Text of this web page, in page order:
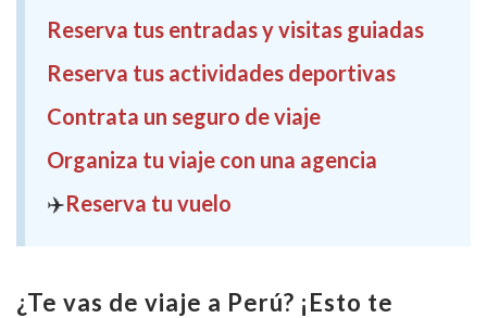
Reserva tus entradas y visitas guiadas
Reserva tus actividades deportivas
Contrata un seguro de viaje
Organiza tu viaje con una agencia
✈️Reserva tu vuelo
¿Te vas de viaje a Perú? ¡Esto te